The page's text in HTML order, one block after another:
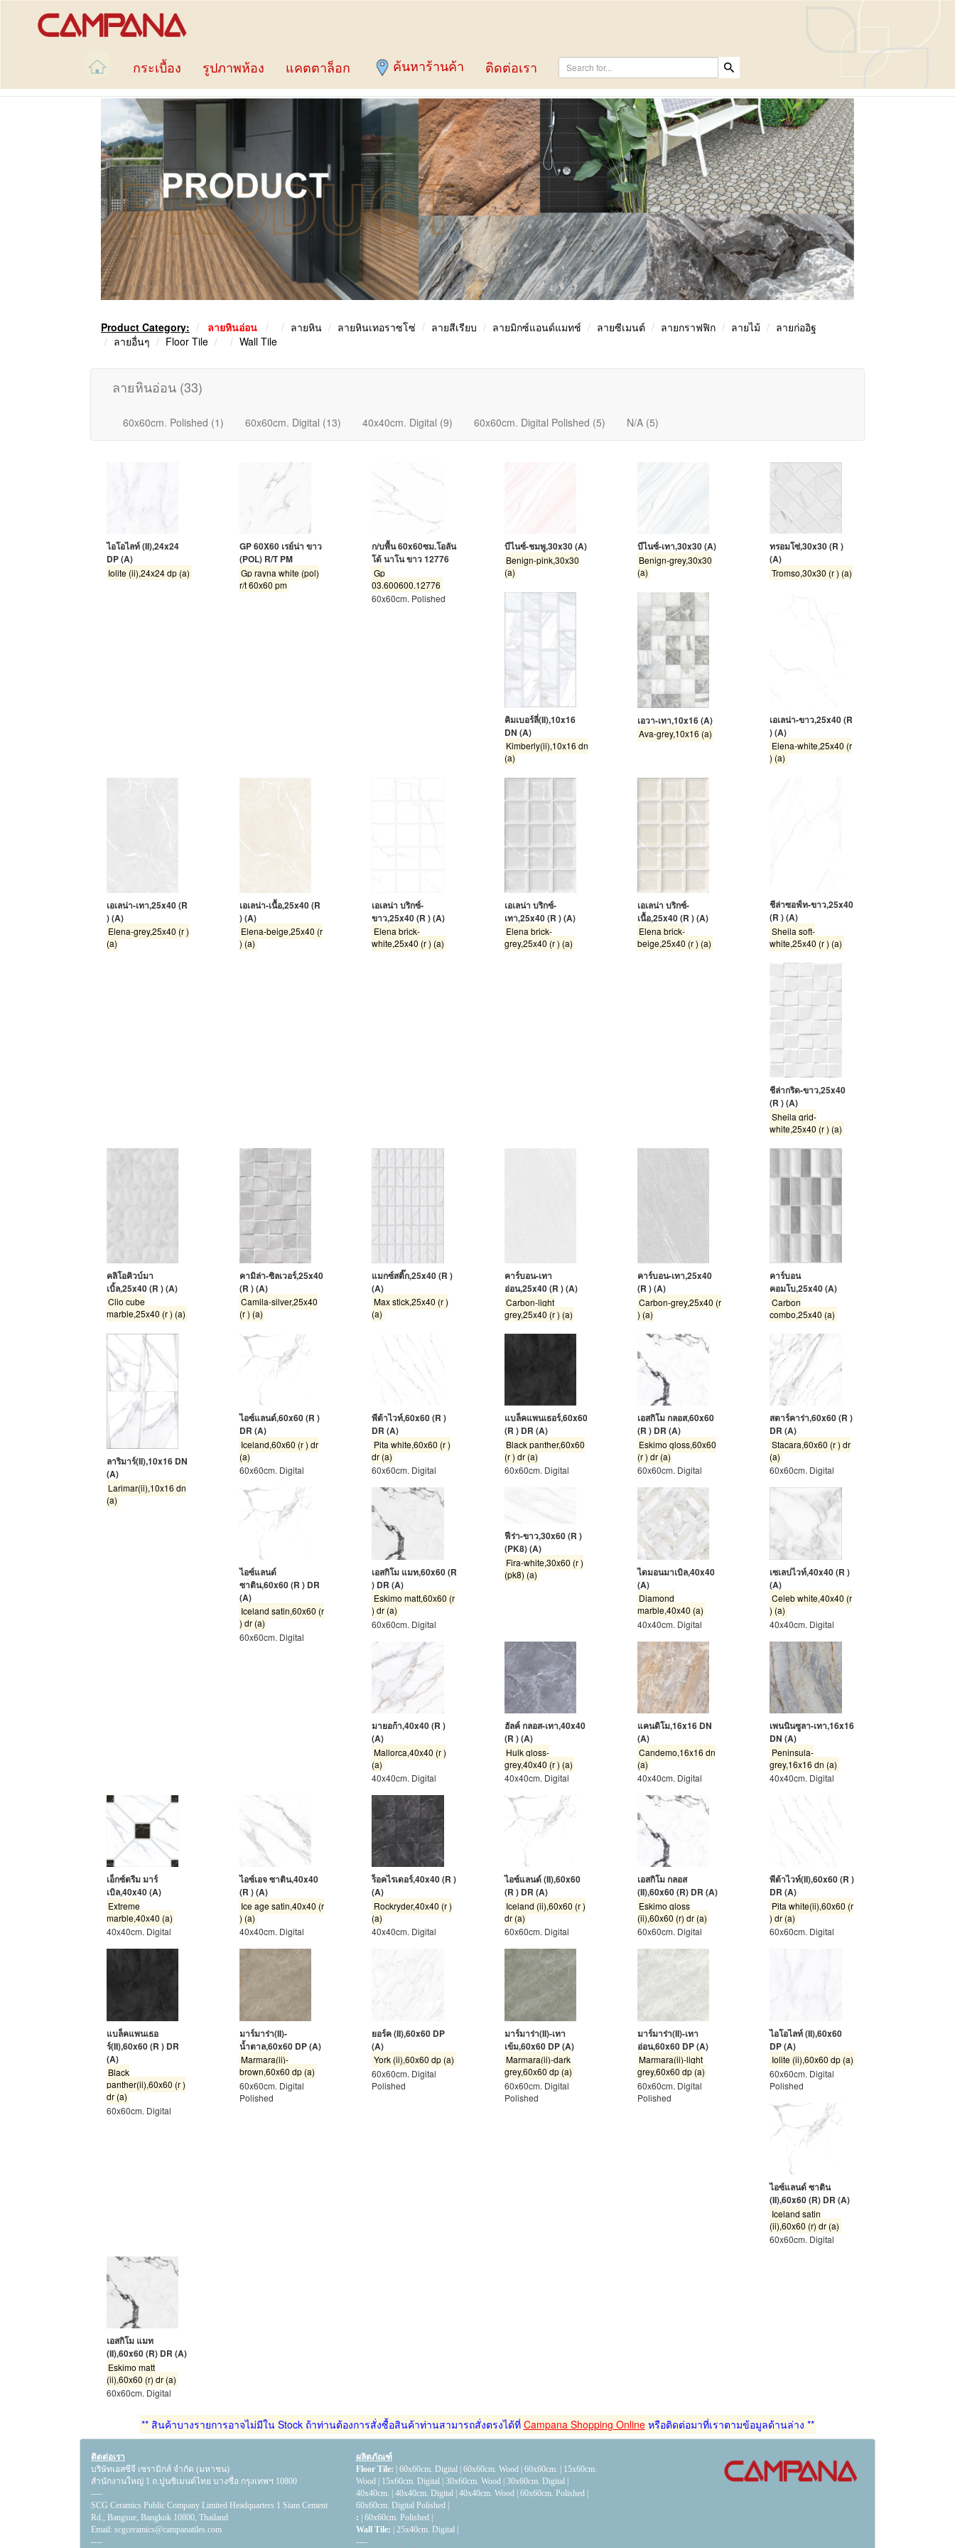
กระเบื้อง รูปภาพห้อง แคตตาล็อก ค้นหาร้านค้า ติดต่อเรา
Product Category: ลายหินอ่อน ลายหิน ลายหินเทอราซโซ่ ลายสีเรียบ ลายมิกซ์แอนด์แมทช์ ลายซีเมนต์ ลายกราฟฟิก ลายไม้
ลายก่ออิฐ
ลายอื่นๆ
Floor Tile Wall Tile
ลายหินอ่อน (33)
60x60cm. Polished (1) 60x60cm. Digital (13) 40x40cm. Digital (9) 60x60cm. Digital Polished (5) N/A (5)
ไอโอไลท์ (II),24x24
DP (A)
Iolite (ii),24x24 dp (a)
GP 60X60 เรย์น่า ขาว
(POL) R/T PM
Gp rayna white (pol)
r/t 60x60 pm
ก/บพื้น 60x60ซม.โอลัน
โด้ นาโน ขาว 12776
Gp
03.600600.12776
60x60cm. Polished
บีไนซ์-ชมพู,30x30 (A)
Benign-pink,30x30
(a)
บีไนซ์-เทา,30x30 (A)
Benign-grey,30x30
(a)
ทรอมโซ่,30x30 (R )
(A)
Tromso,30x30 (r ) (a)
คิมเบอร์ลี่(II),10x16
DN (A)
Kimberly(ii),10x16 dn
(a)
เอวา-เทา,10x16 (A)
Ava-grey,10x16 (a)
เอเลน่า-ขาว,25x40 (R
) (A)
Elena-white,25x40 (r
) (a)
เอเลน่า-เทา,25x40 (R
) (A)
Elena-grey,25x40 (r )
(a)
เอเลน่า-เนื้อ,25x40 (R
) (A)
Elena-beige,25x40 (r
) (a)
เอเลน่า บริกซ์-
ขาว,25x40 (R ) (A)
Elena brick-
white,25x40 (r ) (a)
เอเลน่า บริกซ์-
เทา,25x40 (R ) (A)
Elena brick-
grey,25x40 (r ) (a)
เอเลน่า บริกซ์-
เนื้อ,25x40 (R ) (A)
Elena brick-
beige,25x40 (r ) (a)
ชีล่าซอฟ์ท-ขาว,25x40
(R ) (A)
Sheila soft-
white,25x40 (r ) (a)
ชีล่ากริด-ขาว,25x40
(R ) (A)
Sheila grid-
white,25x40 (r ) (a)
คลิโอคิวบ์มา
เบิ้ล,25x40 (R ) (A)
Clio cube
marble,25x40 (r ) (a)
คามิล่า-ซิลเวอร์,25x40
(R ) (A)
Camila-silver,25x40
(r ) (a)
แมกซ์สติ๊ก,25x40 (R )
(A)
Max stick,25x40 (r )
(a)
คาร์บอน-เทา
อ่อน,25x40 (R ) (A)
Carbon-light
grey,25x40 (r ) (a)
คาร์บอน-เทา,25x40
(R ) (A)
Carbon-grey,25x40 (r
) (a)
คาร์บอน
คอมโบ,25x40 (A)
Carbon
combo,25x40 (a)
ลาริมาร์(II),10x16 DN
(A)
Larimar(ii),10x16 dn
(a)
ไอซ์แลนด์,60x60 (R )
DR (A)
Iceland,60x60 (r ) dr
(a)
60x60cm. Digital
พีต้าไวท์,60x60 (R )
DR (A)
Pita white,60x60 (r )
dr (a)
60x60cm. Digital
แบล็คแพนเธอร์,60x60
(R ) DR (A)
Black panther,60x60
(r ) dr (a)
60x60cm. Digital
เอสกิโม กลอส,60x60
(R ) DR (A)
Eskimo gloss,60x60
(r ) dr (a)
60x60cm. Digital
สตาร์คาร่า,60x60 (R )
DR (A)
Stacara,60x60 (r ) dr
(a)
60x60cm. Digital
ไอซ์แลนด์
ซาติน,60x60 (R ) DR
(A)
Iceland satin,60x60 (r
) dr (a)
60x60cm. Digital
เอสกิโม แมท,60x60 (R
) DR (A)
Eskimo matt,60x60 (r
) dr (a)
60x60cm. Digital
ฟีร่า-ขาว,30x60 (R )
(PK8) (A)
Fira-white,30x60 (r )
(pk8) (a)
ไดมอนมาเบิล,40x40
(A)
Diamond
marble,40x40 (a)
40x40cm. Digital
เซเลปไวท์,40x40 (R )
(A)
Celeb white,40x40 (r
) (a)
40x40cm. Digital
มายอก้า,40x40 (R )
(A)
Mallorca,40x40 (r )
(a)
40x40cm. Digital
ฮัลค์ กลอส-เทา,40x40
(R ) (A)
Hulk gloss-
grey,40x40 (r ) (a)
40x40cm. Digital
แคนดิโม,16x16 DN
(A)
Candemo,16x16 dn
(a)
40x40cm. Digital
เพนนินซูลา-เทา,16x16
DN (A)
Peninsula-
grey,16x16 dn (a)
40x40cm. Digital
เอ็กซ์ตรีม มาร์
เบิล,40x40 (A)
Extreme
marble,40x40 (a)
40x40cm. Digital
ไอซ์เอจ ซาติน,40x40
(R ) (A)
Ice age satin,40x40 (r
) (a)
40x40cm. Digital
ร็อคไรเดอร์,40x40 (R )
(A)
Rockryder,40x40 (r )
(a)
40x40cm. Digital
ไอซ์แลนด์ (II),60x60
(R ) DR (A)
Iceland (ii),60x60 (r )
dr (a)
60x60cm. Digital
เอสกิโม กลอส
(II),60x60 (R) DR (A)
Eskimo gloss
(ii),60x60 (r) dr (a)
60x60cm. Digital
พีต้าไวท์(II),60x60 (R )
DR (A)
Pita white(ii),60x60 (r
) dr (a)
60x60cm. Digital
แบล็คแพนเธอ
ร์(II),60x60 (R ) DR
(A)
Black
panther(ii),60x60 (r )
dr (a)
60x60cm. Digital
มาร์มาร่า(II)-
น้ำตาล,60x60 DP (A)
Marmara(ii)-
brown,60x60 dp (a)
60x60cm. Digital
Polished
ยอร์ค (II),60x60 DP
(A)
York (ii),60x60 dp (a)
60x60cm. Digital
Polished
มาร์มาร่า(II)-เทา
เข้ม,60x60 DP (A)
Marmara(ii)-dark
grey,60x60 dp (a)
60x60cm. Digital
Polished
มาร์มาร่า(II)-เทา
อ่อน,60x60 DP (A)
Marmara(ii)-light
grey,60x60 dp (a)
60x60cm. Digital
Polished
ไอโอไลท์ (II),60x60
DP (A)
Iolite (ii),60x60 dp (a)
60x60cm. Digital
Polished
ไอซ์แลนด์ ซาติน
(II),60x60 (R) DR (A)
Iceland satin
(ii),60x60 (r) dr (a)
60x60cm. Digital
เอสกิโม แมท
(II),60x60 (R) DR (A)
Eskimo matt
(ii),60x60 (r) dr (a)
60x60cm. Digital
** สินค้าบางรายการอาจไม่มีใน Stock ถ้าท่านต้องการสั่งซื้อสินค้าท่านสามารถสั่งตรงได้ที่ Campana Shopping Onlineหรือติดต่อมาที่เราตามข้อมูลด้านล่าง **
ติดต่อเรา
บริษัทเอสซีจี เซรามิกส์ จำกัด (มหาชน)
สำนักงานใหญ่ 1 ถ.ปูนซิเมนต์ไทย บางซื่อ กรุงเทพฯ 10800
----
SCG Ceramics Public Company Limited Headquarters 1 Siam Cement
Rd., Bangsue, Bangkok 10800, Thailand
Email: scgceramics@campanatiles.com
----
ผลิตภัณฑ์
Floor Tile:
60x60cm. Digital| 60x60cm. Wood| 60x60cm.
15x60cm.
Wood| 15x60cm. Digital| 30x60cm. Wood| 30x60cm. Digital|
40x40cm.
40x40cm. Digital| 40x40cm. Wood| 60x60cm. Polished|
60x60cm. Digital Polished|
:
60x60cm. Polished|
Wall Tile:
25x40cm. Digital|
----